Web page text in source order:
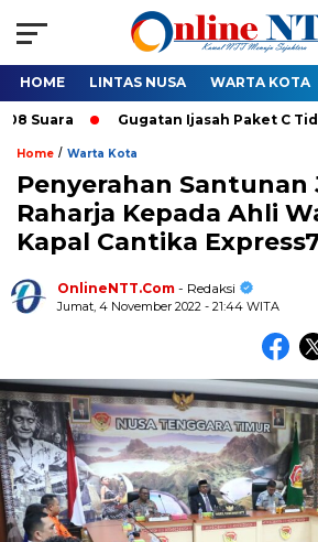
HOME LINTAS NUSA WARTA KOTA
Gugatan Ijasah Paket C Tidak
Home / Warta Kota
Penyerahan Santunan
Raharja Kepada Ahli
Kapal Cantika
OnlineNTT.Com - Redaksi
Jumat, 4 November 2022 - 21:44 WITA